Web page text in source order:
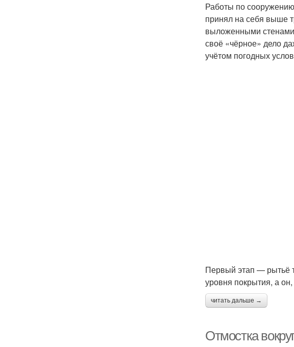
Работы по
принял на себя выше
выложенными стенами
своё «чёрное» дело
учётом погодных
Первый этап — рытьё
уровня покрытия, а
читать дальше →
Отмостка